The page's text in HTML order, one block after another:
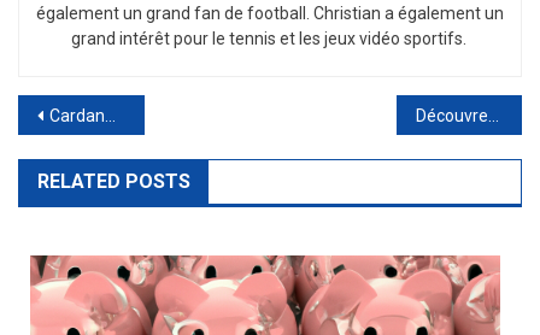
égal ementun grand fan de football Christian a égal ementun
grand intérêtpourle tennis etles jeuxvidéo sportifs
Post
navigation
Cardano (ADA) : Le meilleur investissement en 2023 – Prévisions à la hausse et raisons d’acheter maintenant !
RELATED POSTS